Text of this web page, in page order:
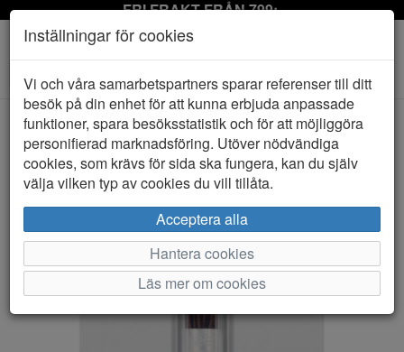
FRI FRAKT FRÅN 799:-
Toggle
navigation
HEM BANDI
Inställningar för cookies
Vi och våra samarbetspartners sparar referenser till ditt
besök på din enhet för att kunna erbjuda anpassade
funktioner, spara besöksstatistik och för att möjliggöra
personifierad marknadsföring. Utöver nödvändiga
cookies, som krävs för sida ska fungera, kan du själv
välja vilken typ av cookies du vill tillåta.
Acceptera alla
Hantera cookies
Läs mer om cookies